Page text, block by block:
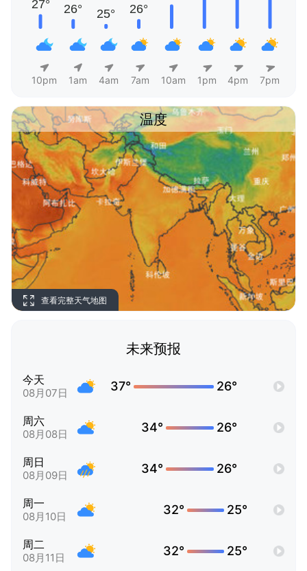
10pm 1am 4am 7am 10am 1pm 4pm 7pm
温度
查看完整天气地图
未来预报
今天
08月07日 37° 26°
周六
08月08日 34° 26°
周日
08月09日 34° 26°
周一
08月10日 32° 25°
周二
08月11日 32° 25°